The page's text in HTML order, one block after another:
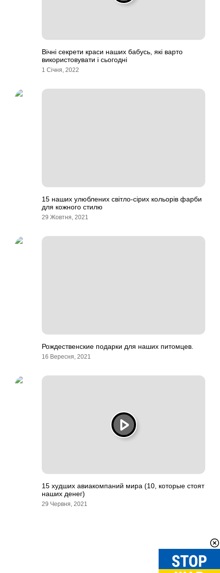
Вічні секрети краси наших бабусь, які варто
використовувати і сьогодні
1 Січня, 2022
15 наших улюблених світло-сірих кольорів фарби
для кожного стилю
29 Жовтня, 2021
Рождественские подарки для наших питомцев.
16 Вересня, 2021
15 худших авиакомпаний мира (10, которые стоят
наших денег)
29 Червня, 2021